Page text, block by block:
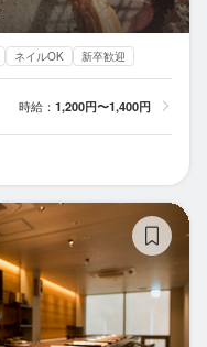
ネイルOK 新卒歓迎
時給： 1,200円〜1,400円